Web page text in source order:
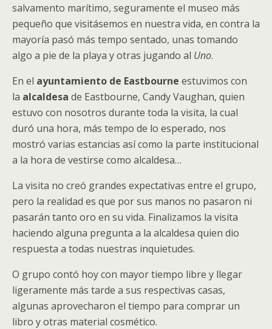
salvamento marítimo, seguramente el museo más
pequeño que visitásemos en nuestra vida, en contra la
mayoría pasó más tempo sentado, unas tomando
algo a pie de la playa y otras jugando al Uno.
En el ayuntamiento de Eastbourne estuvimos con
la alcaldesa de Eastbourne, Candy Vaughan, quien
estuvo con nosotros durante toda la visita, la cual
duró una hora, más tempo de lo esperado, nos
mostró varias estancias así como la parte institucional
a la hora de vestirse como alcaldesa…
La visita no creó grandes expectativas entre el grupo,
pero la realidad es que por sus manos no pasaron ni
pasarán tanto oro en su vida. Finalizamos la visita
haciendo alguna pregunta a la alcaldesa quien dio
respuesta a todas nuestras inquietudes.
O grupo contó hoy con mayor tiempo libre y llegar
ligeramente más tarde a sus respectivas casas,
algunas aprovecharon el tiempo para comprar un
libro y otras material cosmético.